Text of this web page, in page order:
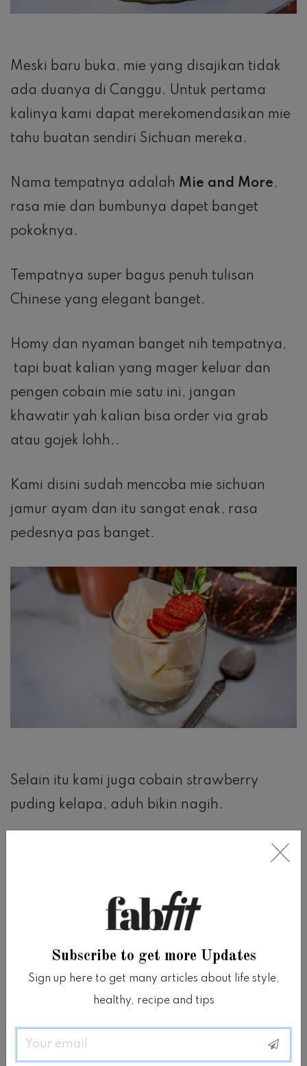
Meski baru buka, mie yang disajikan tidak
ada duanya di Canggu. Untuk pertama
kalinya kami dapat merekomendasikan mie
tahu buatan sendiri Sichuan mereka.
Nama tempatnya adalah Mie and More ,
rasa mie dan bumbunya dapet banget
pokoknya.
Tempatnya super bagus penuh tulisan
Chinese yang elegant banget.
Homy dan nyaman banget nih tempatnya,
tapi buat kalian yang mager keluar dan
pengen cobain mie satu ini, jangan
khawatir yah kalian bisa order via grab
atau gojek lohh..
Kami disini sudah mencoba mie sichuan
jamur ayam dan itu sangat enak, rasa
pedesnya pas banget.
Selain itu kami juga cobain strawberry
puding kelapa, aduh bikin nagih.
Subscribe to get more Updates
Sign up here to get many articles about life style,
healthy, recipe and tips
Email